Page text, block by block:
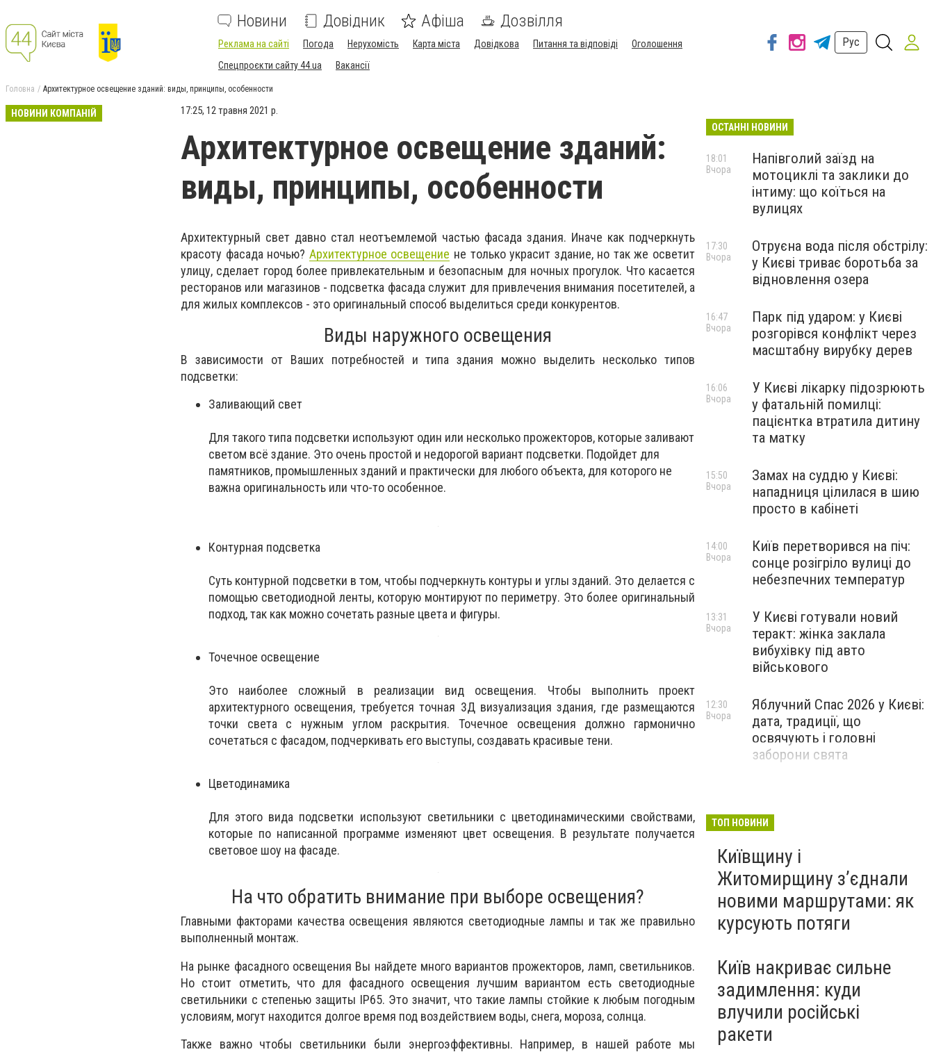
Новини Довідник Афіша Дозвілля
Реклама на сайті Погода Нерухомість Карта міста Довідкова Питання та відповіді
Оголошення
Спецпроєкти сайту 44.ua
Вакансії
Рус
Головна Архитектурное освещение зданий: виды, принципы, особенности
НОВИНИ КОМПАНІЙ 17:25, 12 травня 2021 р.
Архитектурное освещение зданий:
виды, принципы, особенности
Архитектурный свет давно стал неотъемлемой частью фасада здания. Иначе как подчеркнуть
красоту фасада ночью? Архитектурное освещение не только украсит здание, но так же осветит
улицу, сделает город более привлекательным и безопасным для ночных прогулок. Что касается
ресторанов или магазинов - подсветка фасада служит для привлечения внимания посетителей, а
для жилых комплексов - это оригинальный способ выделиться среди конкурентов.
Виды наружного освещения
В зависимости от Ваших потребностей и типа здания можно выделить несколько типов
подсветки:
Заливающий свет
Для такого типа подсветки используют один или несколько прожекторов, которые заливают
светом всё здание. Это очень простой и недорогой вариант подсветки. Подойдет для
памятников, промышленных зданий и практически для любого объекта, для которого не
важна оригинальность или что-то особенное.
Контурная подсветка
Суть контурной подсветки в том, чтобы подчеркнуть контуры и углы зданий. Это делается с
помощью светодиодной ленты, которую монтируют по периметру. Это более оригинальный
подход, так как можно сочетать разные цвета и фигуры.
Точечное освещение
Это наиболее сложный в реализации вид освещения. Чтобы выполнить проект
архитектурного освещения, требуется точная 3Д визуализация здания, где размещаются
точки света с нужным углом раскрытия. Точечное освещения должно гармонично
сочетаться с фасадом, подчеркивать его выступы, создавать красивые тени.
Цветодинамика
Для этого вида подсветки используют светильники с цветодинамическими свойствами,
которые по написанной программе изменяют цвет освещения. В результате получается
световое шоу на фасаде.
На что обратить внимание при выборе освещения?
Главными факторами качества освещения являются светодиодные лампы и так же правильно
выполненный монтаж.
На рынке фасадного освещения Вы найдете много вариантов прожекторов, ламп, светильников.
Но стоит отметить, что для фасадного освещения лучшим вариантом есть светодиодные
светильники с степенью защиты ІР65. Это значит, что такие лампы стойкие к любым погодным
условиям, могут находится долгое время под воздействием воды, снега, мороза, солнца.
Также важно чтобы светильники были энергоэффективны. Например, в нашей работе мы
ОСТАННІ НОВИНИ
Напівголий заїзд на
мотоциклі та заклики до
інтиму: що коїться на
вулицях
18:01
Вчора
Отруєна вода після обстрілу:
у Києві триває боротьба за
відновлення озера
17:30
Вчора
Парк під ударом: у Києві
розгорівся конфлікт через
масштабну вирубку дерев
16:47
Вчора
У Києві лікарку підозрюють
у фатальній помилці:
пацієнтка втратила дитину
та матку
16:06
Вчора
Замах на суддю у Києві:
нападниця цілилася в шию
просто в кабінеті
15:50
Вчора
Київ перетворився на піч:
сонце розігріло вулиці до
небезпечних температур
14:00
Вчора
У Києві готували новий
теракт: жінка заклала
вибухівку під авто
військового
13:31
Вчора
Яблучний Спас 2026 у Києві:
дата, традиції, що
освячують і головні
заборони свята
12:30
Вчора
ТОП НОВИНИ
Київщину і
Житомирщину з’єднали
новими маршрутами: як
курсують потяги
Київ накриває сильне
задимлення: куди
влучили російські
ракети